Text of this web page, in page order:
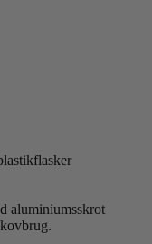
aluminiumsskrot